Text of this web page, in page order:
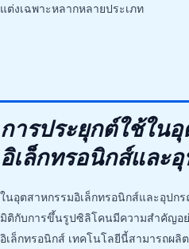
แต่งเฉพาะหลากหลายประเภท
การประยุกต์ใช้ใน
อิเล็กทรอนิกส์และ
ในอุตสาหกรรมอิเล็กทรอนิกส์และอุปก
มิติกับการขึ้นรูปซิลิโคนมีความสำคัญอ
อิเล็กทรอนิกส์ เทคโนโลยีนี้สามารถผลิ